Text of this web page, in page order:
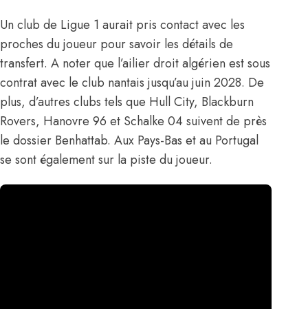
Un club de Ligue 1 aurait pris contact avec les
proches du joueur pour savoir les détails de
transfert. A noter que l’ailier droit algérien est sous
contrat avec le club nantais jusqu’au juin 2028. De
plus, d’autres clubs tels que Hull City, Blackburn
Rovers, Hanovre 96 et Schalke 04 suivent de près
le dossier Benhattab. Aux Pays-Bas et au Portugal
se sont également sur la piste du joueur.